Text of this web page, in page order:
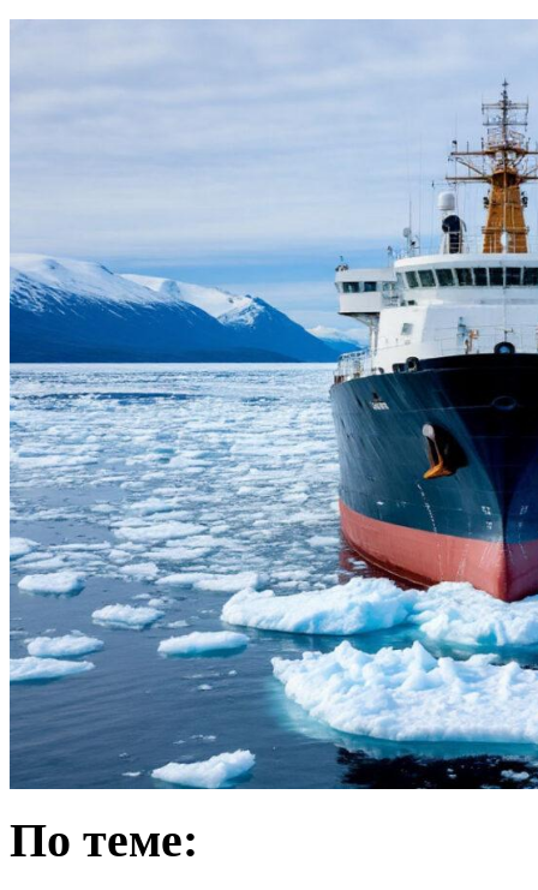
По теме: